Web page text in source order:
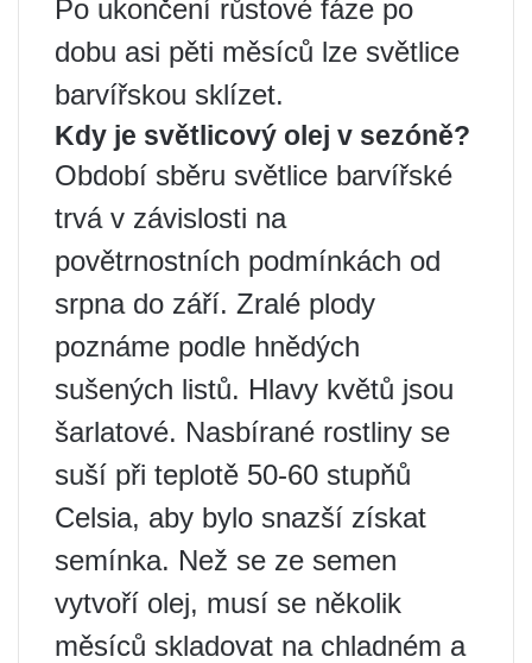
Po ukončení růstové fáze po
dobu asi pěti měsíců lze světlice
barvířskou sklízet.
Kdy je světlicový olej v sezóně?
Období sběru světlice barvířské
trvá v závislosti na
povětrnostních podmínkách od
srpna do září. Zralé plody
poznáme podle hnědých
sušených listů. Hlavy květů jsou
šarlatové. Nasbírané rostliny se
suší při teplotě 50-60 stupňů
Celsia, aby bylo snazší získat
semínka. Než se ze semen
vytvoří olej, musí se několik
měsíců skladovat na chladném a